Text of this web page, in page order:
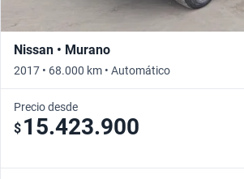
Nissan • Murano
2017 • 68.000 km • Automático
Precio desde
$ 15.423.900